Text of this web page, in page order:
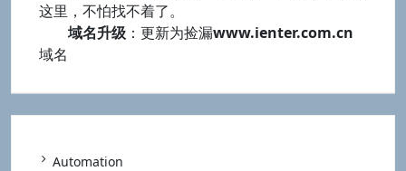
这里，不怕找不着了。
域名升级 ：更新为捡漏www.ienter.com.cn
域名
Automation